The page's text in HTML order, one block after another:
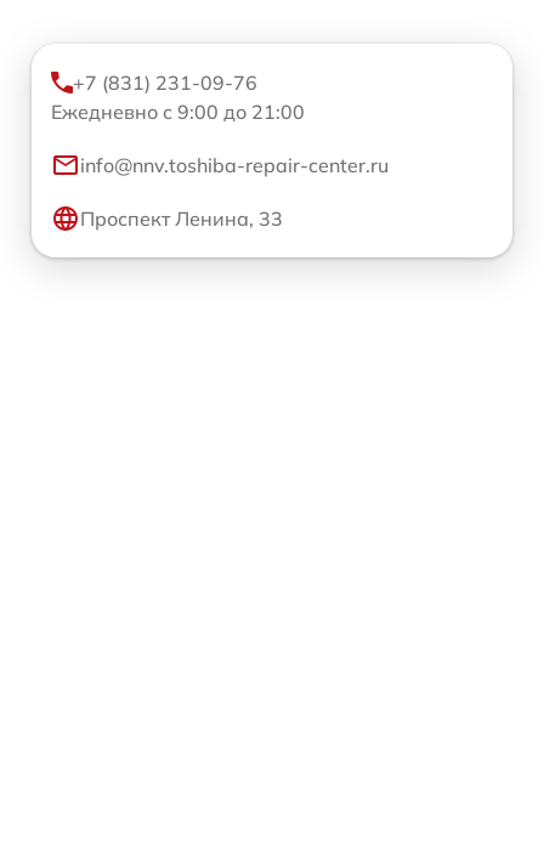
+7 (831) 231-09-76
Ежедневно с 9:00 до 21:00
info@nnv.toshiba-repair-center.ru
Проспект Ленина, 33